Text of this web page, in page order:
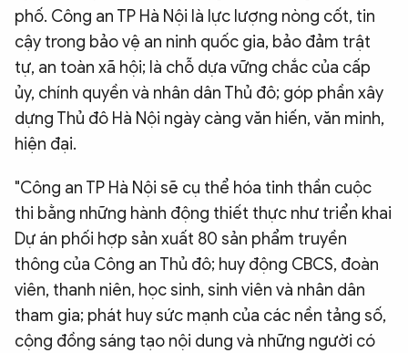
phố. Công an TP Hà Nội là lực lượng nòng cốt, tin
cậy trong bảo vệ an ninh quốc gia, bảo đảm trật
tự, an toàn xã hội; là chỗ dựa vững chắc của cấp
ủy, chính quyền và nhân dân Thủ đô; góp phần xây
dựng Thủ đô Hà Nội ngày càng văn hiến, văn minh,
hiện đại.
"Công an TP Hà Nội sẽ cụ thể hóa tinh thần cuộc
thi bằng những hành động thiết thực như triển khai
Dự án phối hợp sản xuất 80 sản phẩm truyền
thông của Công an Thủ đô; huy động CBCS, đoàn
viên, thanh niên, học sinh, sinh viên và nhân dân
tham gia; phát huy sức mạnh của các nền tảng số,
cộng đồng sáng tạo nội dung và những người có